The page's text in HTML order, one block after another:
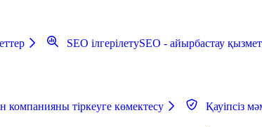
SEO ілгерілетуSEO - айырбастау
компанияны тіркеуге көмектесу Қауіпсіз